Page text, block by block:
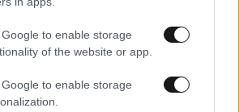
to enable storage
of the website or app.
to enable storage
«Αριστεράς». Δεν μου κάνει
Εδώ το «λαϊκό παιδί των
ο οποίος όταν έβγαινε
βγήκε χθες σε κεντρικό κανάλι